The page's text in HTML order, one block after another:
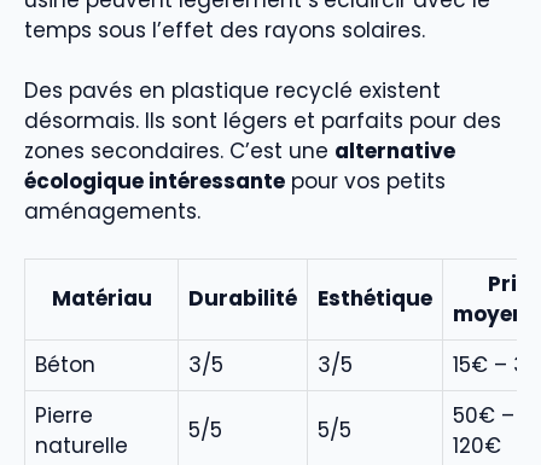
temps sous l’effet des rayons solaires.
Des pavés en plastique recyclé existent
désormais. Ils sont légers et parfaits pour des
zones secondaires. C’est une alternative
écologique intéressante pour vos petits
aménagements.
Matériau Durabilité Esthétique
Prix
moyen/
Béton
3/5 3/5
15€ –
Pierre
naturelle
5/5 5/5
50€ –
120€